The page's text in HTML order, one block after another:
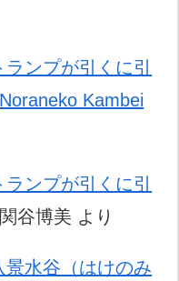
ンプが引くに引
Noraneko Kambei
ンプが引くに引
関谷博美 より
水谷（はけのみ